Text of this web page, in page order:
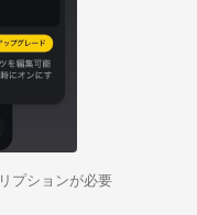
プションが必要